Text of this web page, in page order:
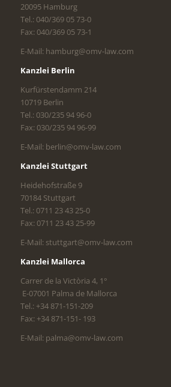
20095 Hamburg
Tel.: 040/369 05 73-0
Fax: 040/369 05 73-1
E-Mail: hamburg@omv-law.com
Kanzlei Berlin
Kurfürstendamm 214
10719 Berlin
Tel.: 030/235 94 96-0
Fax: 030/235 94 96-99
E-Mail: berlin@omv-law.com
Kanzlei Stuttgart
Heidehofstraße 9
70184 Stuttgart
Tel.: 0711 23 43 25-0
Fax: 0711 23 43 25-99
E-Mail: stuttgart@omv-law.com
Kanzlei Mallorca
Carrer de la Victòria 4, 1°
E-07001 Palma de Mallorca
Tel.: +34 871-151-209
Fax: +34 871-151- 193
E-Mail: palma@omv-law.com